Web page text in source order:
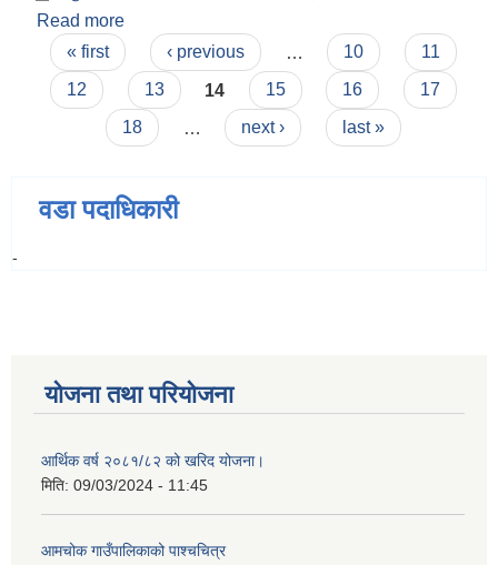
Read more
Pages
« first ‹ previous 10
11
12
13 14 15 16
17
18
next › last »
वडा पदाधिकारी
-
योजना तथा परियोजना
आर्थिक वर्ष २०८१/८२ को खरिद योजना।
मिति: 09/03/2024 - 11:45
आमचोक गाउँपालिकाको पाश्चचित्र